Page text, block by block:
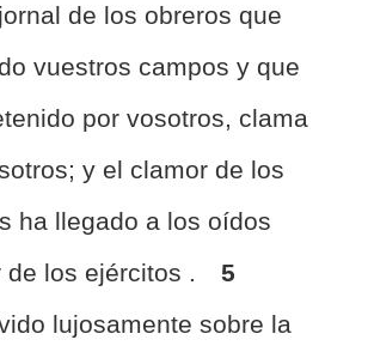
de los obreros que
vuestros campos y que
por vosotros, clama
y el clamor de los
ha llegado a los oídos
de los ejércitos .
5
lujosamente sobre la